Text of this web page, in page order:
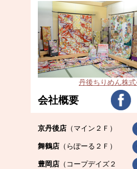
丹後ちりめん株
会社概要
京丹後店 （マイン２Ｆ）
舞鶴店 （らぽーる２Ｆ）
豊岡店 （コープデイズ２